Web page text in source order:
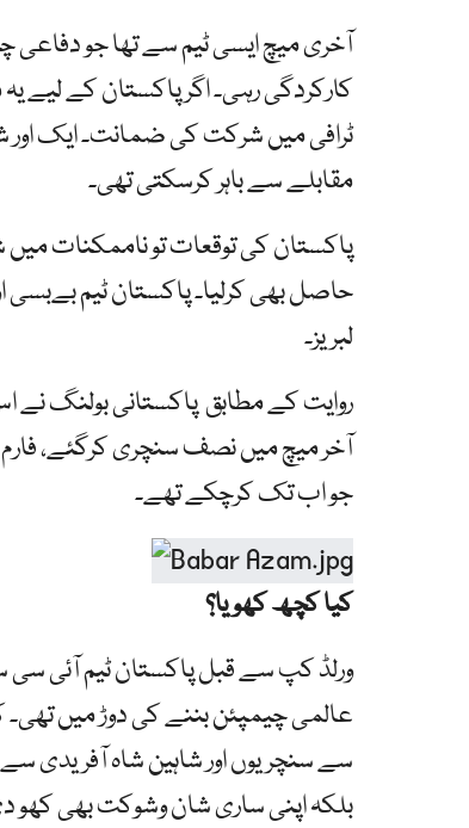
آخری میچ ایسی ٹیم سے تھا جو
کارکردگی رہی۔ اگر پاکستان کے لیے
ٹرافی میں شرکت کی ضمانت۔ ایک
مقابلے سے باہر کرسکتی تھی۔
پاکستان کی توقعات تو ناممکنات
حاصل بھی کرلیا۔ پاکستان ٹیم بےبسی
لبریز۔
روایت کے مطابق پاکستانی بولنگ نے
آخر میچ میں نصف سنچری کرگئے،
جو اب تک کرچکے تھے۔
کیا کچھ کھویا؟
ورلڈ کپ سے قبل پاکستان ٹیم آئی
عالمی چیمپئن بننے کی دوڑ میں تھی۔
سے سنچریوں اور شاہین شاہ آفریدی
بلکہ اپنی ساری شان وشوکت بھی کھو